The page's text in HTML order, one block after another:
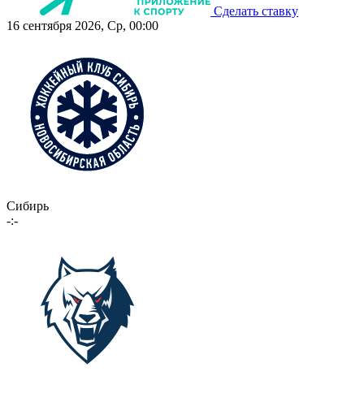
Сделать ставку
16 сентября 2026, Ср, 00:00
Сибирь
-:-